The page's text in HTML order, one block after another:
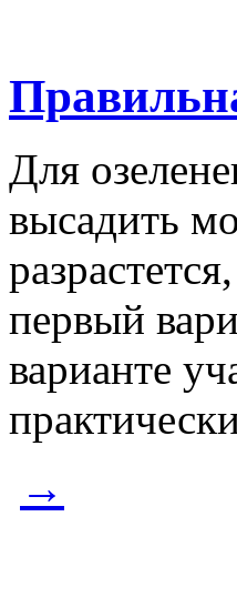
Для
высадить
первый
варианте
→